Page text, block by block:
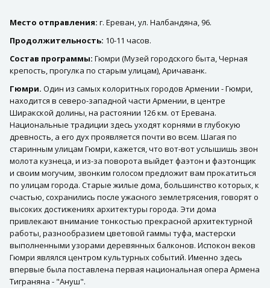
Место отправления: г. Ереван, ул. Налбандяна, 96.
Продолжительность: 10-11 часов.
Состав программы: Гюмри (Музей городского быта, Черная
крепость, прогулка по старым улицам), Аричаванк.
Гюмри. Один из самых колоритных городов Армении - Гюмри,
находится в северо-западной части Армении, в центре
Ширакской долины, на растоянии 126 км. от Еревана.
Национальные традиции здесь уходят корнями в глубокую
древность, а его дух проявляется почти во всем. Шагая по
старинным улицам Гюмри, кажется, что вот-вот услышишь звон
молота кузнеца, и из-за поворота выйдет фаэтон и фаэтонщик
и своим могучим, звонким голосом предложит вам прокатиться
по улицам города. Старые жилые дома, большинство которых, к
счастью, сохранились после ужасного землетрясения, говорят о
высоких достижениях архитектуры города. Эти дома
привлекают внимание тонкостью прекрасной архитектурной
работы, разнообразием цветовой гаммы туфа, мастерски
выполненными узорами деревянных балконов. Испокон веков
Гюмри являлся центром культурных событий. Именно здесь
впервые была поставлена первая национальная опера Армена
Тиграняна - "Ануш".